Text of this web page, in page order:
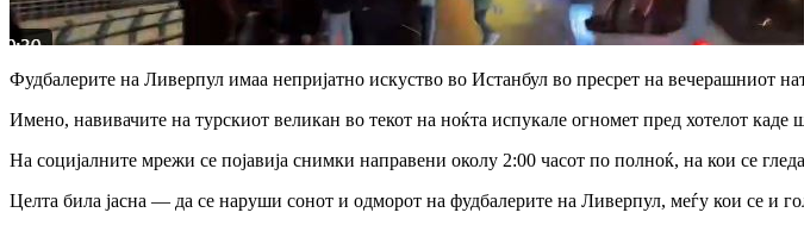
Фудбалерите на Ливерпул имаа непријатно искуство во Истанбул во пресрет на вечерашниот
Имено, навивачите на турскиот великан во текот на ноќта испукале огномет пред хотелот
На социјалните мрежи се појавија снимки направени околу 2:00 часот по полноќ, на кои се
Целта била јасна — да се наруши сонот и одморот на фудбалерите на Ливерпул, меѓу кои се и